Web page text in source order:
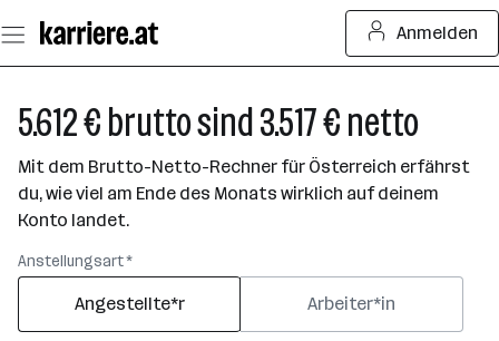
Seiteninhalt
springen
Anmelden
5.612 € brutto sind 3.517 € netto
Mit dem Brutto-Netto-Rechner für Österreich erfährst
du, wie viel am Ende des Monats wirklich auf deinem
Konto landet.
Anstellungsart *
Angestellte*r Arbeiter*in